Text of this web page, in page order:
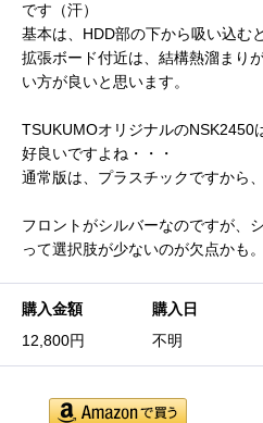
です（汗）
基本は、HDD部の下から吸い込む
拡張ボード付近は、結構熱溜まり
い方が良いと思います。
TSUKUMOオリジナルのNSK2450
好良いですよね・・・
通常版は、プラスチックですから
フロントがシルバーなのですが、
って選択肢が少ないのが欠点かも。
購入金額
12,800円
購入日
不明